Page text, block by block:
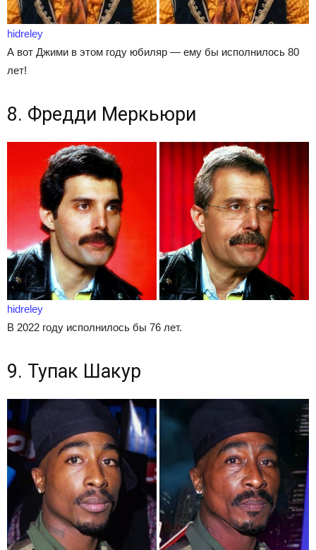
hidreley
А вот Джими в этом году юбиляр — ему бы исполнилось 80
лет!
8. Фредди Меркьюри
hidreley
В 2022 году исполнилось бы 76 лет.
9. Тупак Шакур